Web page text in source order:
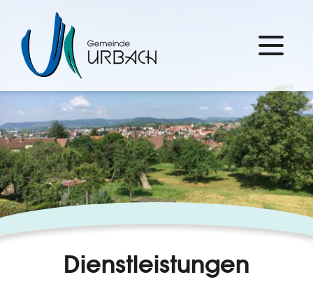
Dienstleistungen